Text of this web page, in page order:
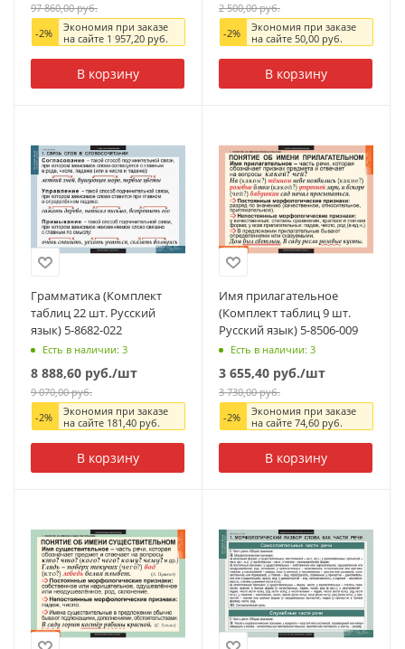
97 860,00руб.
-2%
Экономия при заказе
на сайте 1 957,20руб.
В корзину
2 500,00руб.
-2%
Экономия при заказе
на сайте 50,00руб.
В корзину
Грамматика (Комплект
таблиц 22 шт. Русский
язык) 5-8682-022
Есть в наличии: 3
8 888,60 руб./шт
9 070,00руб.
-2%
Экономия при заказе
на сайте 181,40руб.
В корзину
Имя прилагательное
(Комплект таблиц 9 шт.
Русский язык) 5-8506-009
Есть в наличии: 3
3 655,40 руб./шт
3 730,00руб.
-2%
Экономия при заказе
на сайте 74,60руб.
В корзину